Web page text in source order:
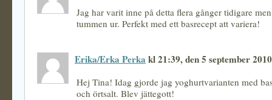
Jag har varit inne på detta flera gånger tidigare
tummen ur. Perfekt med ett basrecept att variera!
Erika/Erka Perka kl 21:39, den 5 september 2010
Hej Tina! Idag gjorde jag yoghurtvarianten med
och örtsalt. Blev jättegott!